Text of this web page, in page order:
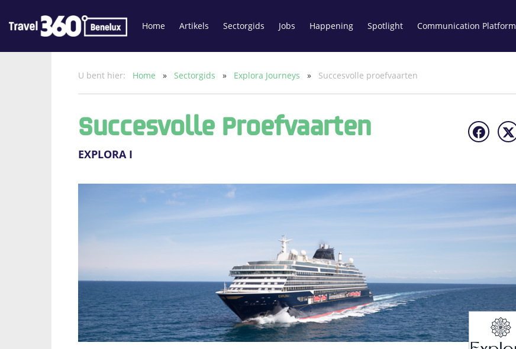
Home Artikels Sectorgids Jobs Happening Spotlight Communication Platform
U bent hier: Home » Sectorgids » Explora Journeys » Succesvolle proefvaarten
Succesvolle Proefvaarten
EXPLORA I